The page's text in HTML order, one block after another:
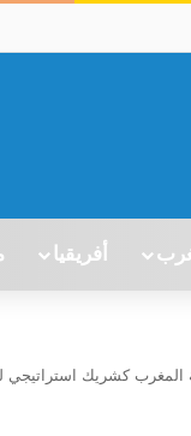
أفريقيا